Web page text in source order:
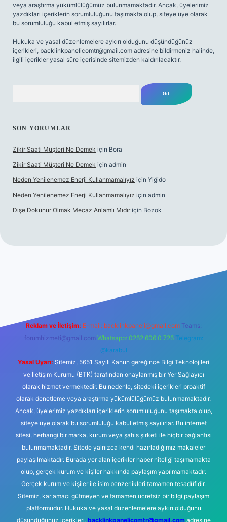
veya araştırma yükümlülüğümüz bulunmamaktadır. Ancak, üyelerimiz
yazdıkları içeriklerin sorumluluğunu taşımakta olup, siteye üye olarak
bu sorumluluğu kabul etmiş sayılırlar.
Hukuka ve yasal düzenlemelere aykırı olduğunu düşündüğünüz
içerikleri, backlinkpanelicomtr@gmail.com adresine bildirmeniz halinde,
ilgili içerikler yasal süre içerisinde sitemizden kaldırılacaktır.
SON YORUMLAR
Zikir Saati Müşteri Ne Demek için Bora
Zikir Saati Müşteri Ne Demek için admin
Neden Yenilenemez Enerji Kullanmamalıyız için Yiğido
Neden Yenilenemez Enerji Kullanmamalıyız için admin
Dişe Dokunur Olmak Mecaz Anlamlı Mıdır için Bozok
Reklam ve İletişim: E-mail: backlinkpaneli@gmail.com Teams:
forumhizmeti@gmail.com Whatsapp: 0262 606 0 726 Telegram:
@karabul
Yasal Uyarı: Sitemiz, 5651 Sayılı Kanun gereğince Bilgi Teknolojileri
ve İletişim Kurumu (BTK) tarafından onaylanmış bir Yer Sağlayıcı
olarak hizmet vermektedir. Bu nedenle, sitedeki içerikleri proaktif
olarak denetleme veya araştırma yükümlülüğümüz bulunmamaktadır.
Ancak, üyelerimiz yazdıkları içeriklerin sorumluluğunu taşımakta olup,
siteye üye olarak bu sorumluluğu kabul etmiş sayılırlar. Bu internet
sitesi, herhangi bir marka, kurum veya şahıs şirketi ile hiçbir bağlantısı
bulunmamaktadır. Sitede yalnızca kendi hazırladığımız makaleler
paylaşılmaktadır. Burada yer alan içerikler haber niteliği taşımamakta
olup, gerçek kurum ve kişiler hakkında paylaşım yapılmamaktadır.
Gerçek kurum ve kişiler ile isim benzerlikleri tamamen tesadüfidir.
Sitemiz, kar amacı gütmeyen ve tamamen ücretsiz bir bilgi paylaşım
platformudur. Hukuka ve yasal düzenlemelere aykırı olduğunu
düşündüğünüz içerikleri, backlinkpanelicomtr@gmail.comadresine